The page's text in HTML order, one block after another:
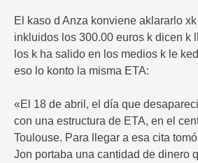
El kaso d Anza konviene aklararlo
inkluidos los 300.00 euros k dicen k
los k ha salido en los medios k le
eso lo konto la misma ETA:
«El 18 de abril, el día que
con una estructura de ETA, en el
Toulouse. Para llegar a esa cita
Jon portaba una cantidad de dinero